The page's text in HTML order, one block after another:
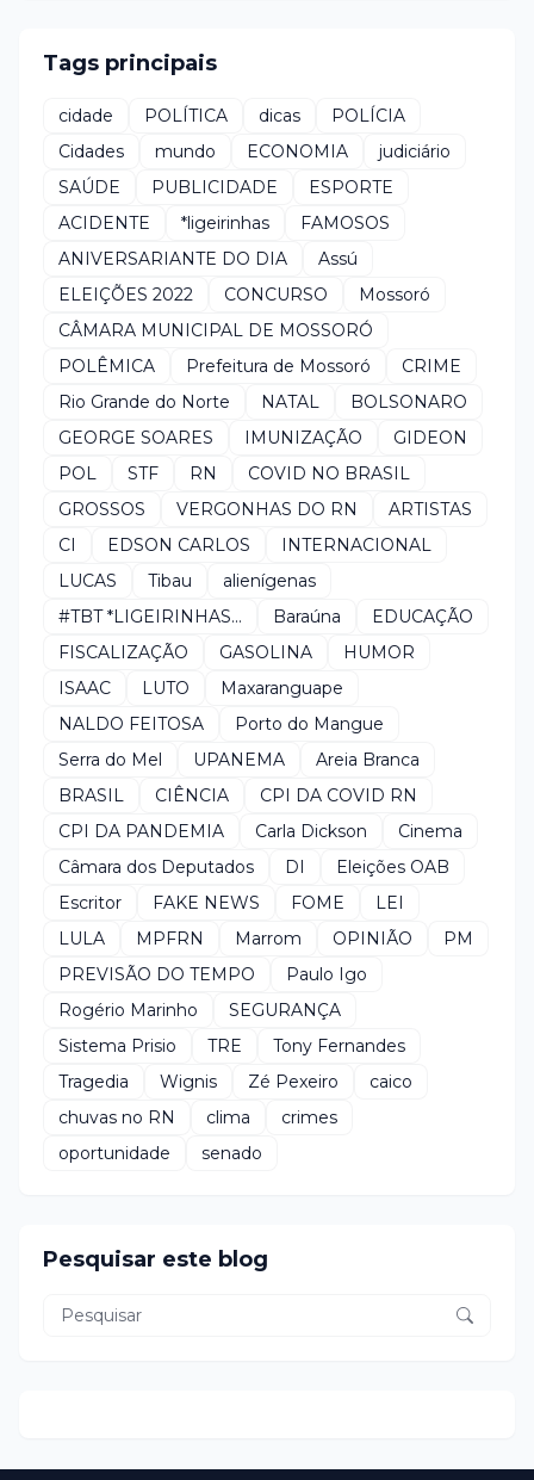
Tags principais
cidade POLÍTICA dicas
POLÍCIA
Cidades
mundo ECONOMIA
judiciário
SAÚDE
PUBLICIDADE
ESPORTE
ACIDENTE
*ligeirinhas
FAMOSOS
ANIVERSARIANTE DO DIA
Assú
ELEIÇÕES 2022
CONCURSO
Mossoró
CÂMARA MUNICIPAL DE MOSSORÓ
POLÊMICA
Prefeitura de Mossoró
CRIME
Rio Grande do Norte
NATAL
BOLSONARO
GEORGE SOARES
IMUNIZAÇÃO
GIDEON
POL
STF RN
COVID NO BRASIL
GROSSOS
VERGONHAS DO RN
ARTISTAS
CI
EDSON CARLOS
INTERNACIONAL
LUCAS
Tibau
alienígenas
#TBT *LIGEIRINHAS...
Baraúna
EDUCAÇÃO
FISCALIZAÇÃO
GASOLINA
HUMOR
ISAAC
LUTO
Maxaranguape
NALDO FEITOSA
Porto do Mangue
Serra do Mel
UPANEMA
Areia Branca
BRASIL
CIÊNCIA
CPI DA COVID RN
CPI DA PANDEMIA
Carla Dickson
Cinema
Câmara dos Deputados
DI
Eleições OAB
Escritor
FAKE NEWS FOME
LEI
LULA
MPFRN Marrom OPINIÃO
PM
PREVISÃO DO TEMPO
Paulo Igo
Rogério Marinho
SEGURANÇA
Sistema Prisio
TRE
Tony Fernandes
Tragedia
Wignis Zé Pexeiro
caico
chuvas no RN
clima
crimes
oportunidade
senado
Pesquisar este blog